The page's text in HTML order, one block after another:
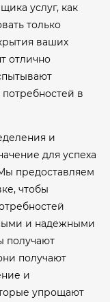
услуг, как
только
ваших
отлично
в
и
для успеха
предоставляем
чтобы
и надежными
получают
получают
и
упрощают